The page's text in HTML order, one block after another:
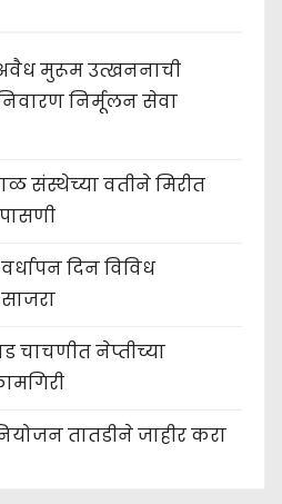
मुरूम उत्खननाची
निर्मूलन सेवा
संस्थेच्या वतीने मिरीत
दिन विविध
चाचणीत नेप्तीच्या
तातडीने जाहीर करा